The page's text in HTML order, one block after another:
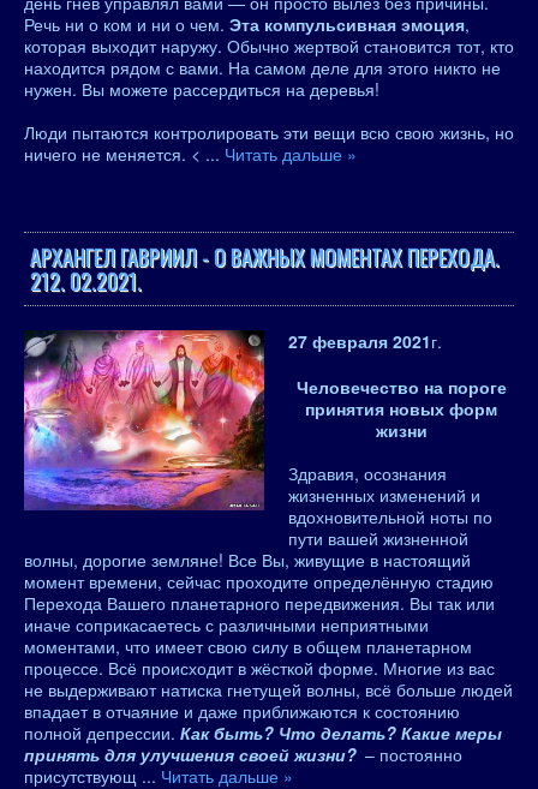
Речь ни о ком и ни о чем. Эта компульсивная эмоция,
которая выходит наружу. Обычно жертвой становится тот, кто
находится рядом с вами. На самом деле для этого никто не
нужен. Вы можете рассердиться на деревья!
Люди пытаются контролировать эти вещи всю свою жизнь, но
ничего не меняется. < ... Читать дальше »
АРХАНГЕЛ ГАВРИИЛ - О ВАЖНЫХ МОМЕНТАХ ПЕРЕХОДА.
212. 02.2021.
27 февраля 2021г.
Человечество на пороге
принятия новых форм
жизни
Здравия, осознания
жизненных изменений и
вдохновительной ноты по
пути вашей жизненной
волны, дорогие земляне! Все Вы, живущие в настоящий
момент времени, сейчас проходите определённую стадию
Перехода Вашего планетарного передвижения. Вы так или
иначе соприкасаетесь с различными неприятными
моментами, что имеет свою силу в общем планетарном
процессе. Всё происходит в жёсткой форме. Многие из вас
не выдерживают натиска гнетущей волны, всё больше людей
впадает в отчаяние и даже приближаются к состоянию
полной депрессии. Как быть? Что делать? Какие меры
принять для улучшения своей жизни? – постоянно
присутствующ ... Читать дальше »